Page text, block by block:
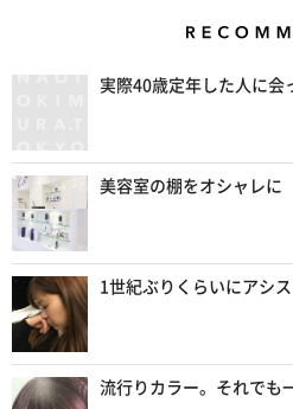
実際40歳定年した人に会
美容室の棚をオシャレに
1世紀ぶりくらいにアシ
流行りカラー。それでも